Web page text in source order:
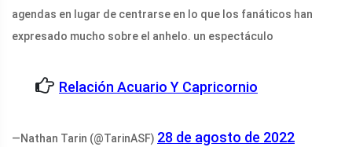
agendas en lugar de centrarse en lo que los fanáticos han
expresado mucho sobre el anhelo. un espectáculo
Relación Acuario Y Capricornio
—Nathan Tarin (@TarinASF) 28 de agosto de 2022